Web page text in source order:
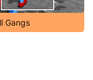
Gangs